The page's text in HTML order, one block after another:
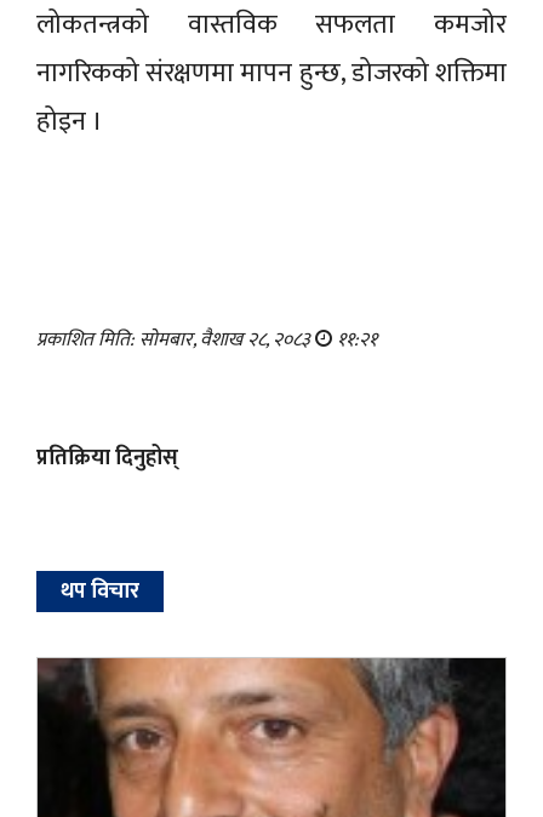
लोकतन्त्रको वास्तविक सफलता कमजोर
नागरिकको संरक्षणमा मापन हुन्छ, डोजरको शक्तिमा
होइन ।
प्रकाशित मिति: सोमबार, वैशाख २८, २०८३ ११:२१
प्रतिक्रिया दिनुहोस्
थप विचार